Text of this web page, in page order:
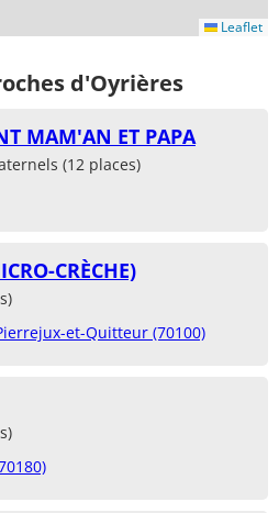
Leaflet
d'Oyrières
MAM'AN ET PAPA
(12 places)
CRÈCHE)
et-Quitteur (70100)